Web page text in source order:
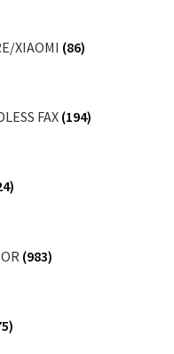
XIAOMI (86)
FAX (194)
(983)